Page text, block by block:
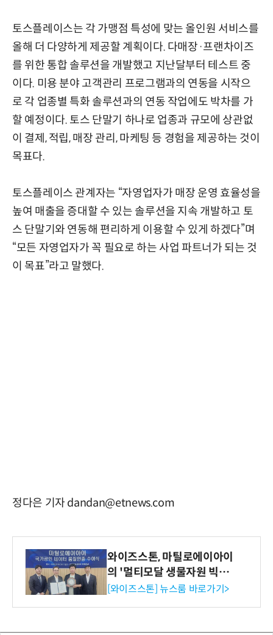
토스플레이스는 각 가맹점 특성에 맞는 올인원 서비스를
올해 더 다양하게 제공할 계획이다. 다매장·프랜차이즈
를 위한 통합 솔루션을 개발했고 지난달부터 테스트 중
이다. 미용 분야 고객관리 프로그램과의 연동을 시작으
로 각 업종별 특화 솔루션과의 연동 작업에도 박차를 가
할 예정이다. 토스 단말기 하나로 업종과 규모에 상관없
이 결제, 적립, 매장 관리, 마케팅 등 경험을 제공하는 것이
목표다.
토스플레이스 관계자는 “자영업자가 매장 운영 효율성을
높여 매출을 증대할 수 있는 솔루션을 지속 개발하고 토
스 단말기와 연동해 편리하게 이용할 수 있게 하겠다”며
“모든 자영업자가 꼭 필요로 하는 사업 파트너가 되는 것
이 목표”라고 말했다.
정다은 기자 dandan@etnews.com
와이즈스톤, 마틸로에이아이
의 '멀티모달 생물자원 빅데
이터'에 DQ인증 최고 등급
[와이즈스톤] 뉴스룸 바로가기>